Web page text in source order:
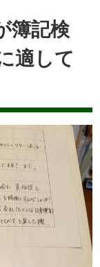
簿記検
適して